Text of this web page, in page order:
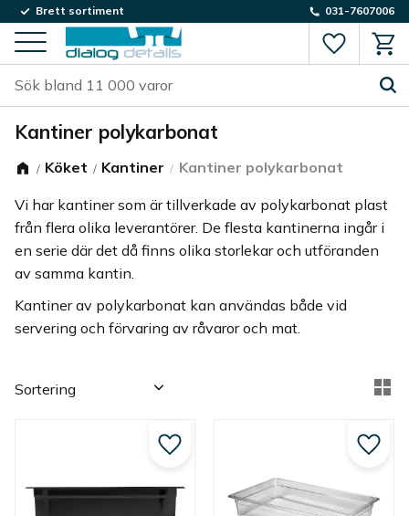
Meny
Brett sortiment 031-7607006
Kantiner polykarbonat
Köket Kantiner Kantiner polykarbonat
Vi har kantiner som är tillverkade av polykarbonat plast
från flera olika leverantörer. De flesta kantinerna ingår i
en serie där det då finns olika storlekar och utföranden
av samma kantin.
Kantiner av polykarbonat kan användas både vid
servering och förvaring av råvaror och mat.
Välj sortering
Lägg till i favoriter Lägg